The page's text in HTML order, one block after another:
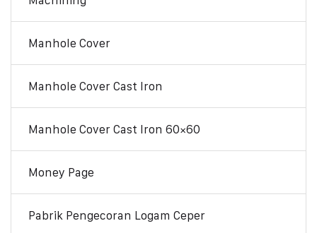
Manhole Cover
Manhole Cover Cast Iron
Manhole Cover Cast Iron 60×60
Money Page
Pabrik Pengecoran Logam Ceper